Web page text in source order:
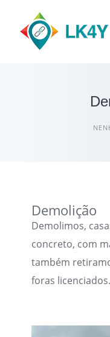
Demolição
Demolimos,
concreto, com
também
foras licenciados.